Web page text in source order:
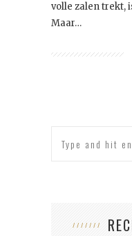
volle zalen trekt,
Maar…